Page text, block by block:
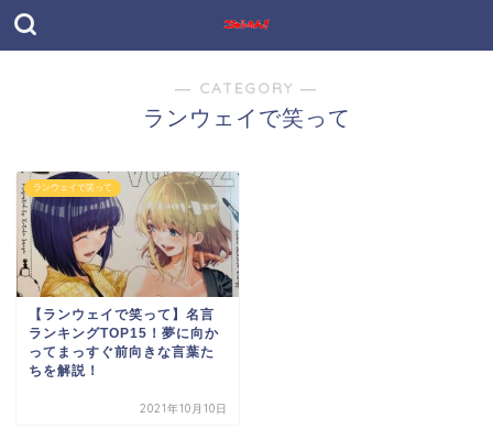
― CATEGORY ―
ランウェイで笑って
ランウェイで笑って
【ランウェイで笑って】名言
ランキングTOP15！夢に向か
ってまっすぐ前向きな言葉た
ちを解説！
2021年10月10日